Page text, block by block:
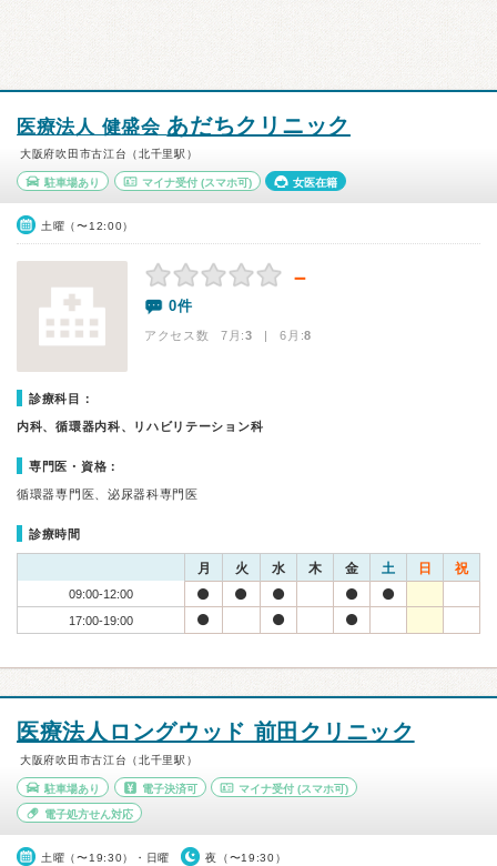
医療法人 健盛会 あだちクリニック
大阪府吹田市古江台（北千里駅）
駐車場あり マイナ受付(スマホ可) 女医在籍
土曜（〜12:00）
－
0件
アクセス数 7月:3 | 6月:8
診療科目：
内科、循環器内科、リハビリテーション科
専門医・資格：
循環器専門医、泌尿器科専門医
診療時間
月 火 水 木 金 土 日 祝
09:00-12:00
17:00-19:00
医療法人ロングウッド 前田クリニック
大阪府吹田市古江台（北千里駅）
駐車場あり 電子決済可 マイナ受付 (スマホ可)
電子処方せん対応
土曜（〜19:30）・日曜 夜（〜19:30）